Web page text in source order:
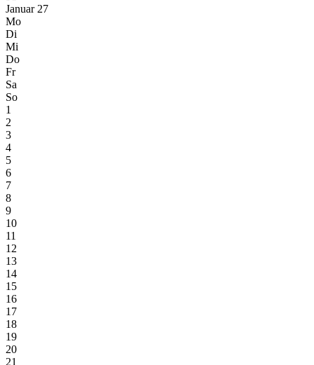
Januar 27
Mo
Di
Mi
Do
Fr
Sa
So
1
2
3
4
5
6
7
8
9
10
11
12
13
14
15
16
17
18
19
20
21